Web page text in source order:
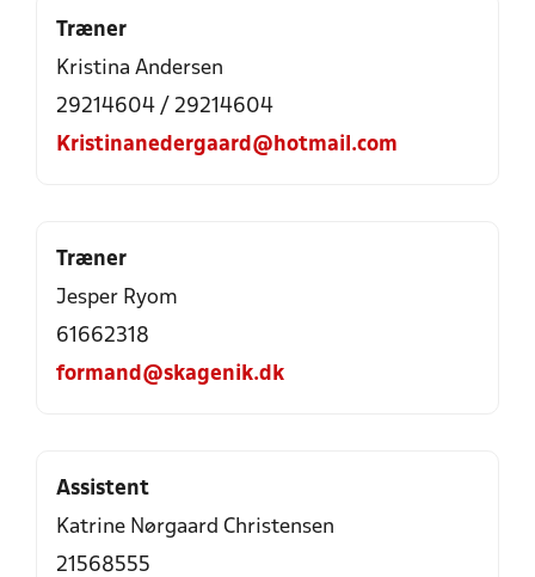
Træner
Kristina Andersen
29214604 / 29214604
Kristinanedergaard@hotmail.com
Træner
Jesper Ryom
61662318
formand@skagenik.dk
Assistent
Katrine Nørgaard Christensen
21568555